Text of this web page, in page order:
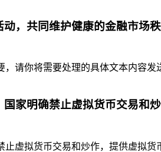
，共同维护健康的金融市场
请你将需要处理的具体文本内容
家明确禁止虚拟货币交易和
虚拟货币交易和炒作，提供虚拟